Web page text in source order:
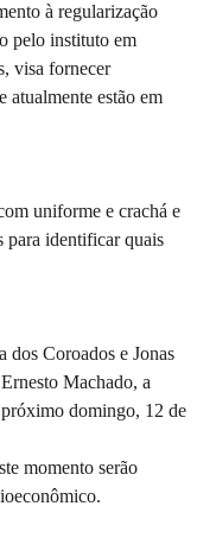
à regularização
pelo instituto em
visa fornecer
atualmente estão em
uniforme e crachá e
para identificar quais
dos Coroados e Jonas
Machado, a
domingo, 12 de
momento serão